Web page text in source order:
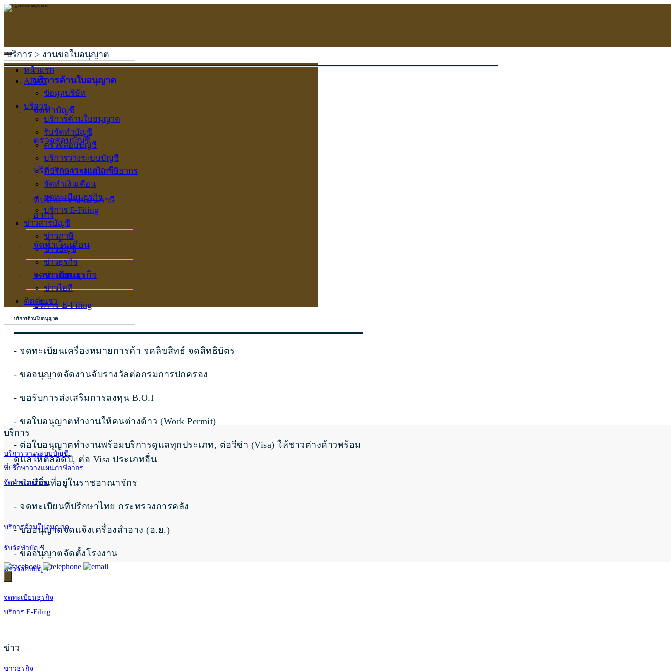
หน้าแรก
ARAC
ข้อมูลบริษัท
บริการ
บริการด้านใบอนุญาต
รับจัดทำบัญชี
ตรวจสอบบัญชี
บริการวางระบบบัญชี
ที่ปรึกษาวางแผนภาษีอากร
จัดทำเงินเดือน
จดทะเบียนธุรกิจ
บริการ E-Filing
ข่าวสารบัญชี
ข่าวภาษี
ข่าวบัญชี
ข่าวธุรกิจ
ข่าวสัมมนา
ข่าวไอที
ติดต่อเรา
บริการ > งานขอใบอนุญาต
บริการด้านใบอนุญาต
จัดทำบัญชี
ตรวจสอบบัญชี
บริการวางระบบบัญชี
ที่ปรึกษาวางแผนภาษี
อากร
จัดทำเงินเดือน
จดทะเบียนธุรกิจ
บริการ E-Filing
บริการด้านใบอนุญาต
- จดทะเบียนเครื่องหมายการค้า จดลิขสิทธ์ จดสิทธิบัตร
- ขออนุญาตจัดงานจับรางวัลต่อกรมการปกครอง
- ขอรับการส่งเสริมการลงทุน B.O.I
- ขอใบอนุญาตทำงานให้คนต่างด้าว (Work Permit)
- ต่อใบอนุญาตทำงานพร้อมบริการดูแลทุกประเภท, ต่อวีซ่า (Visa) ให้ชาวต่างด้าวพร้อม
ดูแลให้ตลอดปี, ต่อ Visa ประเภทอื่น
- ขอมีถิ่นที่อยู่ในราชอาณาจักร
- จดทะเบียนที่ปรึกษาไทย กระทรวงการคลัง
- ขออนุญาตจดแจ้งเครื่องสำอาง (อ.ย.)
- ขออนุญาตจัดตั้งโรงงาน
บริการ
บริการวางระบบบัญชี
ที่ปรึกษาวางแผนภาษีอากร
จัดทำเงินเดือน
บริการด้านใบอนุญาต
รับจัดทำบัญชี
ตรวจสอบบัญชี
จดทะเบียนธุรกิจ
บริการ E-Filing
ข่าว
ข่าวธุรกิจ